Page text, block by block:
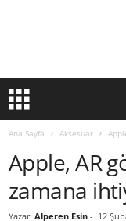
Ana Sayfa Aksesuar
Apple, AR
zamana
Yazar: Alperen Esin - 12